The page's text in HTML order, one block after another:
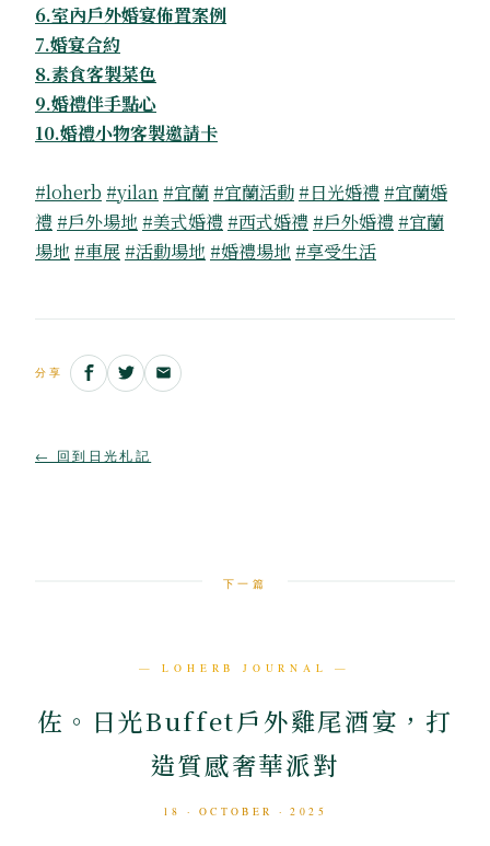
6.室內戶外婚宴佈置案例
7.婚宴合約
8.素食客製菜色
9.婚禮伴手點心
10.婚禮小物客製邀請卡
#loherb #yilan #宜蘭 #宜蘭活動 #日光婚禮 #宜蘭婚
禮 #戶外場地 #美式婚禮 #西式婚禮 #戶外婚禮 #宜蘭
場地 #車展 #活動場地 #婚禮場地 #享受生活
分享
← 回到日光札記
下一篇
— LOHERB JOURNAL —
佐。日光Buffet戶外雞尾酒宴，打
造質感奢華派對
18 · OCTOBER · 2025